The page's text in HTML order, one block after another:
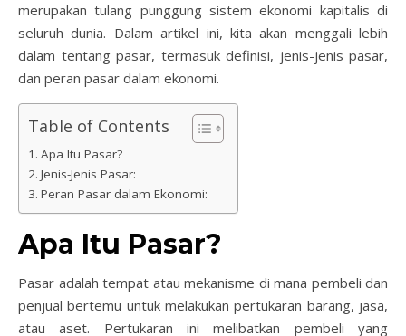
merupakan tulang punggung sistem ekonomi kapitalis di
seluruh dunia. Dalam artikel ini, kita akan menggali lebih
dalam tentang pasar, termasuk definisi, jenis-jenis pasar,
dan peran pasar dalam ekonomi.
Table of Contents
Apa Itu Pasar?
Jenis-Jenis Pasar:
Peran Pasar dalam Ekonomi:
Apa Itu Pasar?
Pasar adalah tempat atau mekanisme di mana pembeli dan
penjual bertemu untuk melakukan pertukaran barang, jasa,
atau aset. Pertukaran ini melibatkan pembeli yang